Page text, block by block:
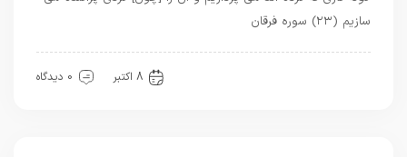
سازيم (۲۳) سوره فرقان
8 اکتبر 0 دیدگاه